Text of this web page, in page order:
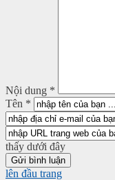
Nội dung *
Tên *
thấy dưới đây
lên đầu trang